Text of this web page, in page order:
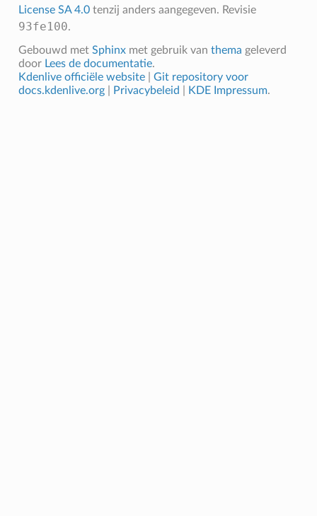
License SA 4.0tenzij anders aangegeven. Revisie
93fe100.
Gebouwd met Sphinxmet gebruik van thema geleverd
door Lees de documentatie.
Kdenlive officiële website| Git repository voor
docs.kdenlive.org
Privacybeleid KDE Impressum.